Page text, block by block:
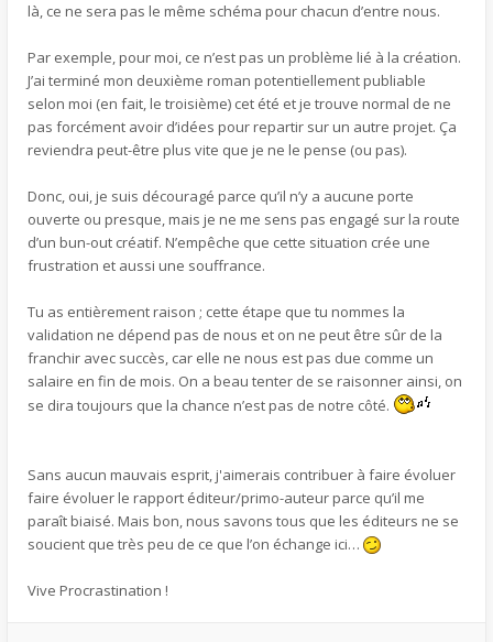
là, ce ne sera pas le même schéma pour chacun d’entre nous.
Par exemple, pour moi, ce n’est pas un problème lié à la création.
J’ai terminé mon deuxième roman potentiellement publiable
selon moi (en fait, le troisième) cet été et je trouve normal de ne
pas forcément avoir d’idées pour repartir sur un autre projet. Ça
reviendra peut-être plus vite que je ne le pense (ou pas).
Donc, oui, je suis découragé parce qu’il n’y a aucune porte
ouverte ou presque, mais je ne me sens pas engagé sur la route
d’un bun-out créatif. N’empêche que cette situation crée une
frustration et aussi une souffrance.
Tu as entièrement raison ; cette étape que tu nommes la
validation ne dépend pas de nous et on ne peut être sûr de la
franchir avec succès, car elle ne nous est pas due comme un
salaire en fin de mois. On a beau tenter de se raisonner ainsi, on
se dira toujours que la chance n’est pas de notre côté.
Sans aucun mauvais esprit, j'aimerais contribuer à faire évoluer
faire évoluer le rapport éditeur/primo-auteur parce qu’il me
paraît biaisé. Mais bon, nous savons tous que les éditeurs ne se
soucient que très peu de ce que l’on échange ici…
Vive Procrastination !